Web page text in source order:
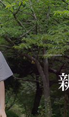
家族葬とは
総費用について
お式の流れ
葬儀後のお手伝い
生前相談